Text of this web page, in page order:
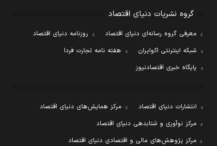
گروه نشریات دنیای اقتصاد
معرفی گروه رسانه‌ای دنیای اقتصاد
روزنامه دنیای اقتصاد
شبکه اینترنتی اکوایران
هفته نامه تجارت فردا
پایگاه خبری اقتصادنیوز
انتشارات دنیای اقتصاد
مرکز همایش‌های دنیای اقتصاد
مرکز نوآوری و شتابدهی دنیای اقتصاد
مرکز پژوهش‌های مالی و اقتصادی دنیای اقتصاد